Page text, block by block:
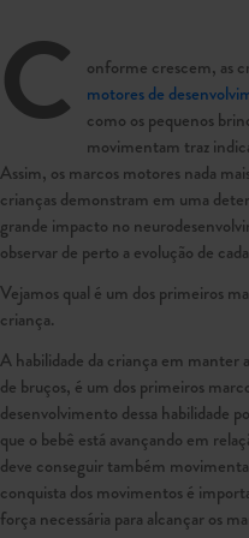
C onforme crescem, as
motores de
como os pequenos
movimentam traz
Assim, os marcos motores nada
crianças demonstram em uma
grande impacto no
observar de perto a evolução de cada
Vejamos qual é um dos primeiros
criança.
A habilidade da criança em manter
de bruços, é um dos primeiros
desenvolvimento dessa habilidade
que o bebê está avançando em
deve conseguir também
conquista dos movimentos é
força necessária para alcançar os